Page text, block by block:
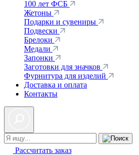
100 лет ФСБ
Жетоны
Подарки и сувениры
Подвески
Брелоки
Медали
Запонки
Заготовки для значков
Фурнитура для изделий
Доставка и оплата
Контакты
Рассчитать заказ